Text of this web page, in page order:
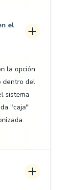
el
la opción
dentro del
sistema
"caja"